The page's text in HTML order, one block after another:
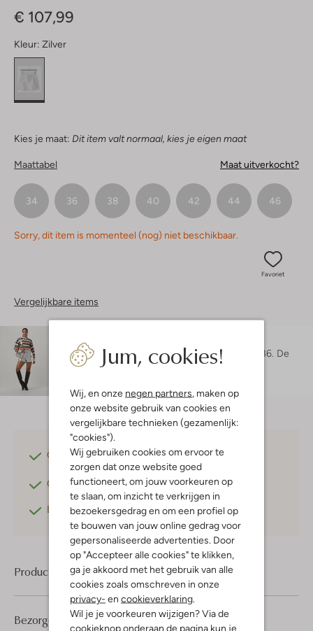
Jum, cookies!
Wij, en onze negen partners , maken op
onze website gebruik van cookies en
vergelijkbare technieken (gezamenlijk:
"cookies").
Wij gebruiken cookies om ervoor te
zorgen dat onze website goed
functioneert, om jouw voorkeuren op
te slaan, om inzicht te verkrijgen in
bezoekersgedrag en om een profiel op
te bouwen van jouw online gedrag voor
gepersonaliseerde advertenties. Door
op "Accepteer alle cookies" te klikken,
ga je akkoord met het gebruik van alle
cookies zoals omschreven in onze
privacy- en cookieverklaring
Wil je je voorkeuren wijzigen? Via de
cookieknop onderaan de pagina kun je
€ 107,99
Kleur: Zilver
Kies je maat: Dit item valt normaal, kies je eigen maat
Maattabel Maat uitverkocht?
34 36 38 40 42 44 46
Sorry, dit item is momenteel (nog) niet beschikbaar.
Favoriet
Vergelijkbare items
Maruschka is 1 meter 72 lang en draagt maat 36. De
pasvorm is
Gratis verzendingvanaf €75,-
Gratis retournerenbinnen 30 dagen*
Betaal achterafmet Klarna
Product informatie
Bezorgen & retourneren